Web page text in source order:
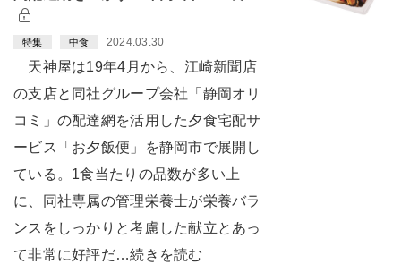
特集 中食 2024.03.30
天神屋は19年4月から、江崎新聞店
の支店と同社グループ会社「静岡オリ
コミ」の配達網を活用した夕食宅配サ
ービス「お夕飯便」を静岡市で展開し
ている。1食当たりの品数が多い上
に、同社専属の管理栄養士が栄養バラ
ンスをしっかりと考慮した献立とあっ
て非常に好評だ…続きを読む